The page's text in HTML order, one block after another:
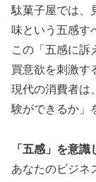
駄菓子屋では、
味という五感す
この「五感に訴
買意欲を刺激す
現代の消費者は
験ができるか」
「五感」を意
あなたのビジネ